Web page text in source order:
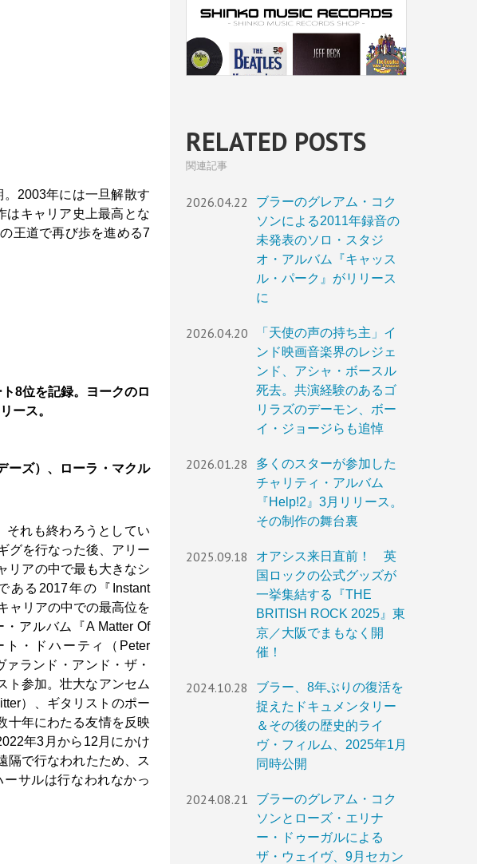
2003年には一旦解散す
はキャリア史上最高とな
王道で再び歩を進める7
8位を記録。ヨークのロ
ース。
ーズ）、ローラ・マクル
それも終わろうとしてい
グを行なった後、アリー
リアの中で最も大きなシ
ある2017年の『Instant
ャリアの中での最高位を
アルバム『A Matter Of
・ドハーティ（Peter
ランド・アンド・ザ・
ト参加。壮大なアンセム
）、ギタリストのポー
十年にわたる友情を反映
年3月から12月にかけ
隔で行なわれたため、ス
サルは行なわれなかっ
RELATED POSTS
関連記事
2026.04.22
ブラーのグレアム・コク
ソンによる2011年録音の
未発表のソロ・スタジ
オ・アルバム『キャッス
ル・パーク』がリリース
に
2026.04.20
「天使の声の持ち主」イ
ンド映画音楽界のレジェ
ンド、アシャ・ボースル
死去。共演経験のあるゴ
リラズのデーモン、ボー
イ・ジョージらも追悼
2026.01.28
多くのスターが参加した
チャリティ・アルバム
『Help!2』3月リリース。
その制作の舞台裏
2025.09.18
オアシス来日直前！ 英
国ロックの公式グッズが
一挙集結する『THE
BRITISH ROCK 2025』東
京／大阪でまもなく開
催！
2024.10.28
ブラー、8年ぶりの復活を
捉えたドキュメンタリー
＆その後の歴史的ライ
ヴ・フィルム、2025年1月
同時公開
2024.08.21
ブラーのグレアム・コク
ソンとローズ・エリナ
ー・ドゥーガルによる
ザ・ウェイヴ、9月セカン